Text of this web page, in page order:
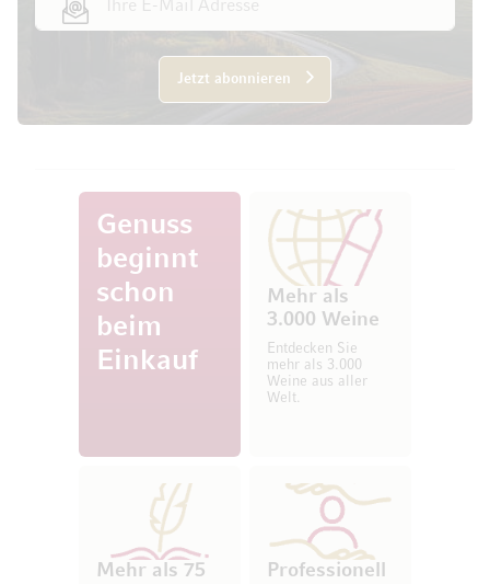
Jetzt abonnieren
Genuss
beginnt
schon
beim
Einkauf
Mehr als
3.000 Weine
Entdecken Sie
mehr als 3.000
Weine aus aller
Welt.
Mehr als 75
Professionell